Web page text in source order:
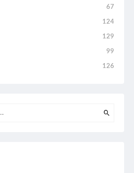
67
124
129
99
126